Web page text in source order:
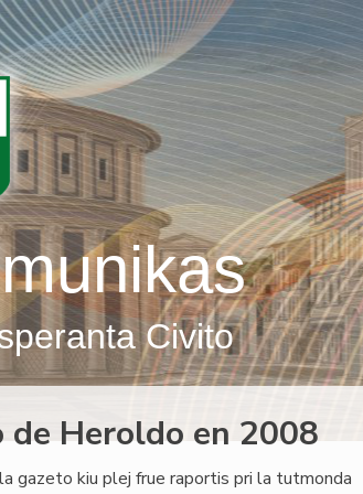
Civito
de Heroldo en 2008
gazeto kiu plej frue raportis pri la tutmonda